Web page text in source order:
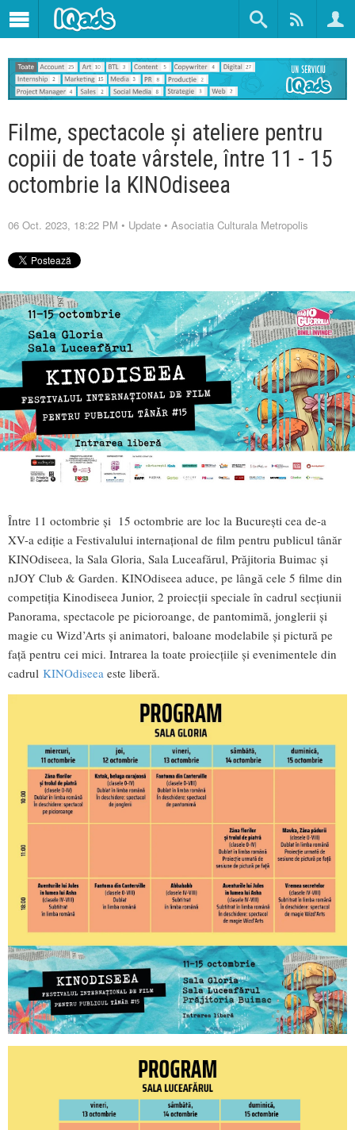
Filme, spectacole și ateliere pentru
copiii de toate vârstele, între 11 - 15
octombrie la KINOdiseea
06 Oct. 2023, 18:22 PM • Update • Asociatia Culturala Metropolis
Între 11 octombrie și 15 octombrie are loc la București cea de-a
XV-a ediție a Festivalului internațional de film pentru publicul tânăr
KINOdiseea, la Sala Gloria, Sala Luceafărul, Prăjitoria Buimac și
nJOY Club & Garden. KINOdiseea aduce, pe lângă cele 5 filme din
competiția Kinodiseea Junior, 2 proiecții speciale în cadrul secțiunii
Panorama, spectacole pe picioroange, de pantomimă, jonglerii și
magie cu Wizd’Arts și animatori, baloane modelabile și pictură pe
față pentru cei mici. Intrarea la toate proiecțiile și evenimentele din
cadrul KINOdiseea este liberă.